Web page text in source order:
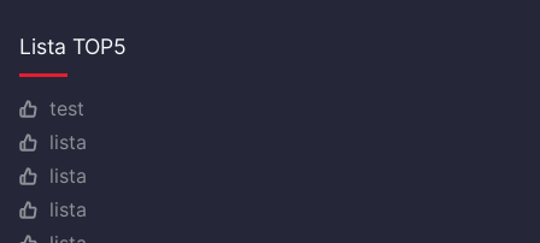
Lista TOP5
test
lista
lista
lista